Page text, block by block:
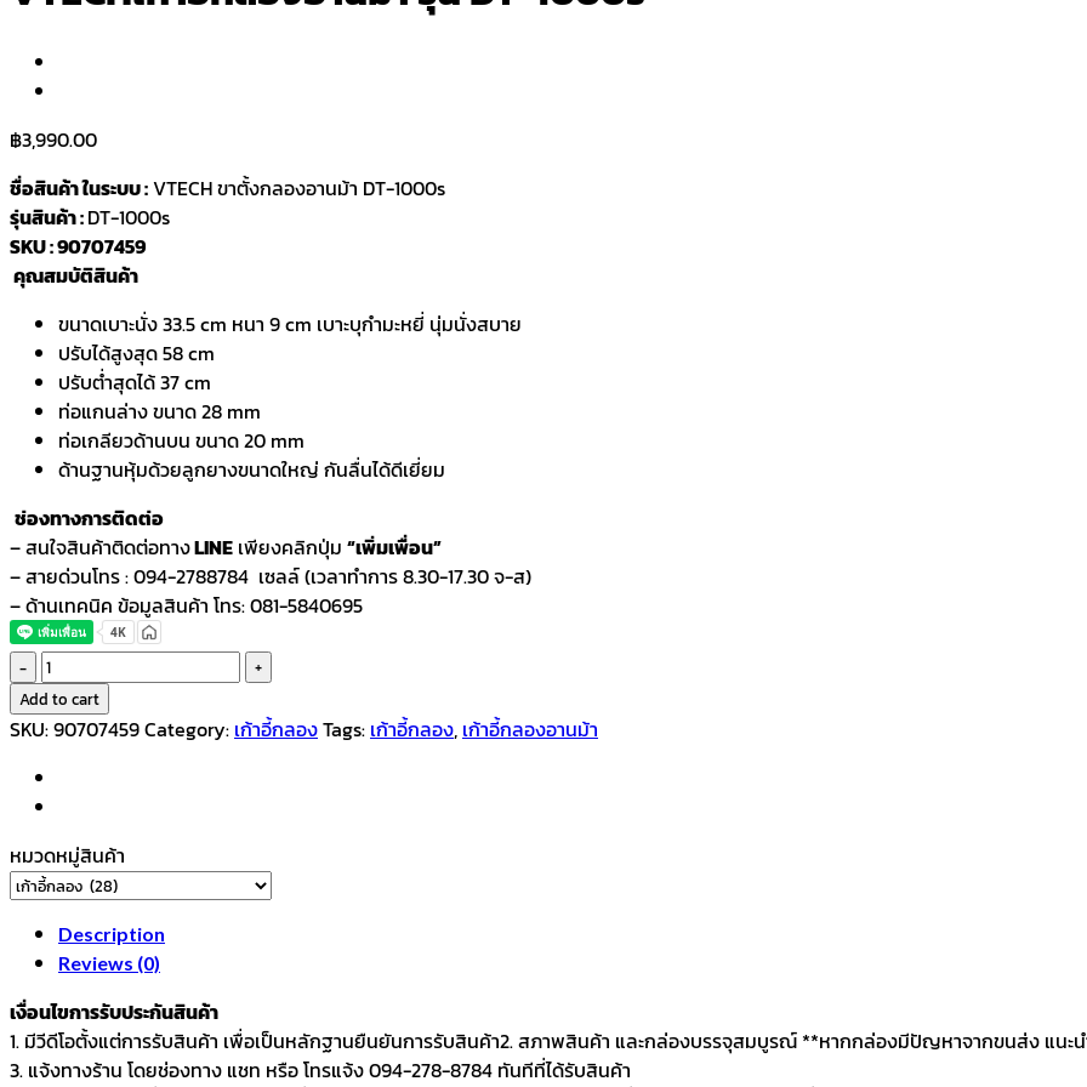
฿3,990.00
ชื่อสินค้า ในระบบ :VTECH ขาตั้งกลองอานม้า DT-1000s
รุ่นสินค้า :DT-1000s
SKU : 90707459
คุณสมบัติสินค้า
ขนาดเบาะนั่ง 33.5 cm หนา 9 cm เบาะบุกำมะหยี่ นุ่มนั่งสบาย
ปรับได้สูงสุด 58 cm
ปรับต่ำสุดได้ 37 cm
ท่อแกนล่าง ขนาด 28 mm
ท่อเกลียวด้านบน ขนาด 20 mm
ด้านฐานหุ้มด้วยลูกยางขนาดใหญ่ กันลื่นได้ดีเยี่ยม
ช่องทางการติดต่อ
– สนใจสินค้าติดต่อทางLINE เพียงคลิกปุ่ม “เพิ่มเพื่อน”
– สายด่วนโทร : 094-2788784 เซลล์ (เวลาทำการ 8.30-17.30 จ-ส)
– ด้านเทคนิค ข้อมูลสินค้า โทร: 081-5840695
VTECHเก้าอี้
กลอง
อาน
รุ่น
DT-
1000s
quantity
Add to cart
SKU:90707459Category: เก้าอี้กลองTags: เก้าอี้กลอง, เก้าอี้กลองอานม้า
หมวดหมู่สินค้า
Description
Reviews (0)
เงื่อนไขการรับประกันสินค้า
1. มีวีดีโอตั้งแต่การรับสินค้า เพื่อเป็นหลักฐานยืนยันการรับสินค้า2. สภาพสินค้า และกล่องบรรจุสมบูรณ์ **หากกล่องมีปัญหาจากขนส่ง แนะ
3. แจ้งทางร้าน โดยช่องทาง แชท หรือ โทรแจ้ง 094-278-8784 ทันทีที่ได้รับสินค้า